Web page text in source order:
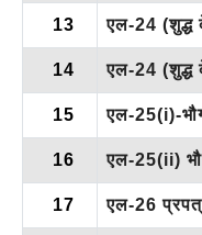
13 एल-24 (शुद्ध
14 एल-24 (शुद्ध
15 एल-25(i)-
16 एल-25(ii)
17 एल-26